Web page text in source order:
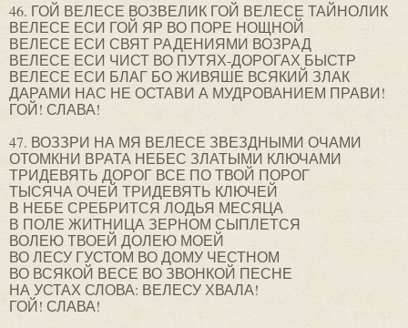
46. ГОЙ ВЕЛЕСЕ ВОЗВЕЛИК ГОЙ ВЕЛЕСЕ ТАЙНОЛИК
ВЕЛЕСЕ ЕСИ ГОЙ ЯР ВО ПОРЕ НОЩНОЙ
ВЕЛЕСЕ ЕСИ СВЯТ РАДЕНИЯМИ ВОЗРАД
ВЕЛЕСЕ ЕСИ ЧИСТ ВО ПУТЯХ-ДОРОГАХ БЫСТР
ВЕЛЕСЕ ЕСИ БЛАГ БО ЖИВЯШЕ ВСЯКИЙ ЗЛАК
ДАРАМИ НАС НЕ ОСТАВИ А МУДРОВАНИЕМ ПРАВИ!
ГОЙ! СЛАВА!
47. ВОЗЗРИ НА МЯ ВЕЛЕСЕ ЗВЕЗДНЫМИ ОЧАМИ
ОТОМКНИ ВРАТА НЕБЕС ЗЛАТЫМИ КЛЮЧАМИ
ТРИДЕВЯТЬ ДОРОГ ВСЕ ПО ТВОЙ ПОРОГ
ТЫСЯЧА ОЧЕЙ ТРИДЕВЯТЬ КЛЮЧЕЙ
В НЕБЕ СРЕБРИТСЯ ЛОДЬЯ МЕСЯЦА
В ПОЛЕ ЖИТНИЦА ЗЕРНОМ СЫПЛЕТСЯ
ВОЛЕЮ ТВОЕЙ ДОЛЕЮ МОЕЙ
ВО ЛЕСУ ГУСТОМ ВО ДОМУ ЧЕСТНОМ
ВО ВСЯКОЙ ВЕСЕ ВО ЗВОНКОЙ ПЕСНЕ
НА УСТАХ СЛОВА: ВЕЛЕСУ ХВАЛА!
ГОЙ! СЛАВА!